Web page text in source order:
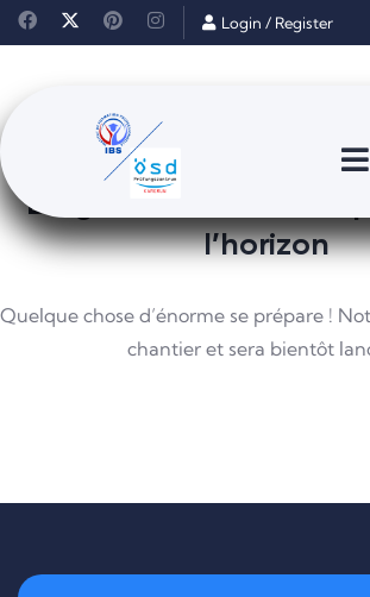
Login / Register
De grandes choses se
l’horizon
Quelque chose d’énorme se prépare !
chantier et sera bientôt